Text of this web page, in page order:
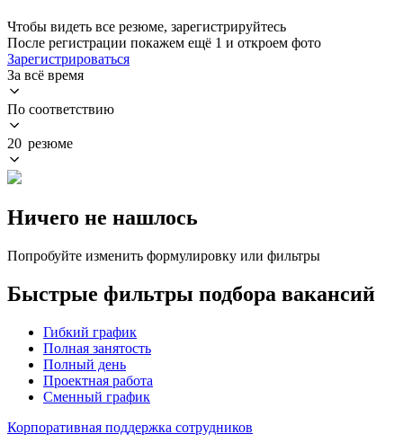
Чтобы видеть все резюме, зарегистрируйтесь
После регистрации покажем ещё 1 и откроем фото
Зарегистрироваться
За всё время
По соответствию
20 резюме
Ничего не нашлось
Попробуйте изменить формулировку или фильтры
Быстрые фильтры подбора вакансий
Гибкий график
Полная занятость
Полный день
Проектная работа
Сменный график
Корпоративная поддержка сотрудников